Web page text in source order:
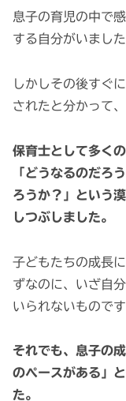
息子の育児の中で
する自分がいました
しかしその後すぐ
されたと分かって
保育士として多く
「どうなるのだろ
ろうか？」という
しつぶしました。
子どもたちの成長
ずなのに、いざ自
いられないものです
それでも、息子の
のペースがある」
た。